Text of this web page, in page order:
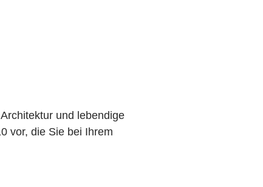
und lebendige
vor, die Sie bei Ihrem